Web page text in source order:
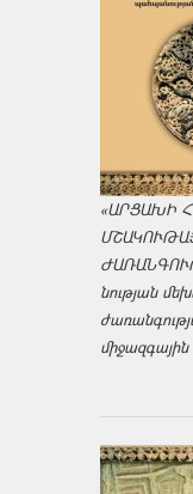
«ԱՐՑԱԽԻ
նության